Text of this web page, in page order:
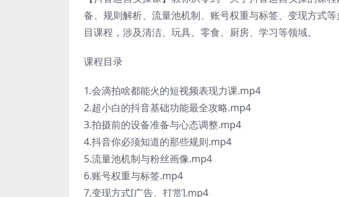
备、规则解析、流量池机制、账号权重与标签、变现方式
目课程，涉及清洁、玩具、零食、厨房、学习等领域。
课程目录
1.会滴拍啥都能火的短视频表现力课.mp4
2.超小白的抖音基础功能最全攻略.mp4
3.拍摄前的设备准备与心态调整.mp4
4.抖音你必须知道的那些规则.mp4
5.流量池机制与粉丝画像.mp4
6.账号权重与标签.mp4
7.变现方式[广告、打赏].mp4